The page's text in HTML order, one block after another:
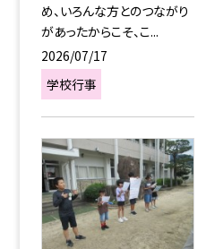
め、いろんな方とのつながり
があったからこそ、こ...
2026/07/17
学校行事